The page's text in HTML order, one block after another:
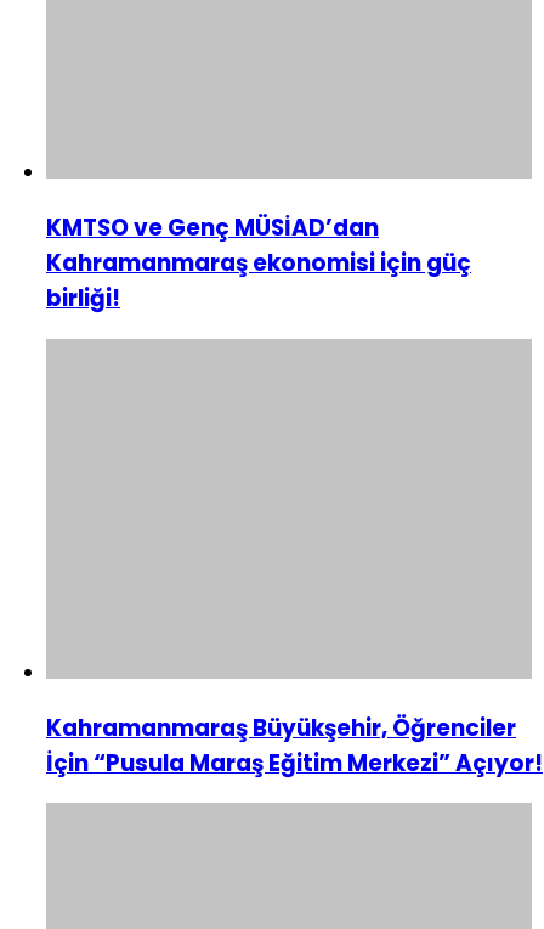
KMTSO ve Genç MÜSİAD’dan
Kahramanmaraş ekonomisi için güç
birliği!
Kahramanmaraş Büyükşehir, Öğrenciler
İçin “Pusula Maraş Eğitim Merkezi” Açıyor!